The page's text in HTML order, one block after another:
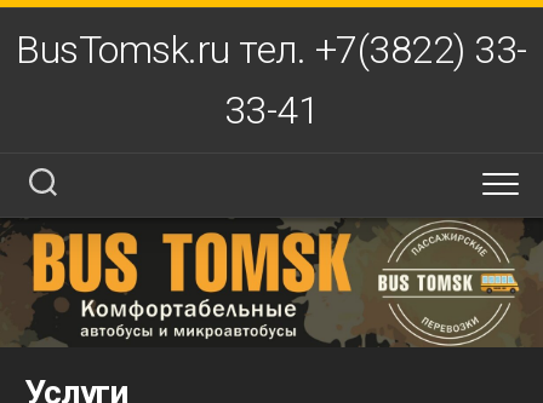
Перейти
содержанию
BusTomsk.ru тел. +7(3822) 33-
33-41
Услуги